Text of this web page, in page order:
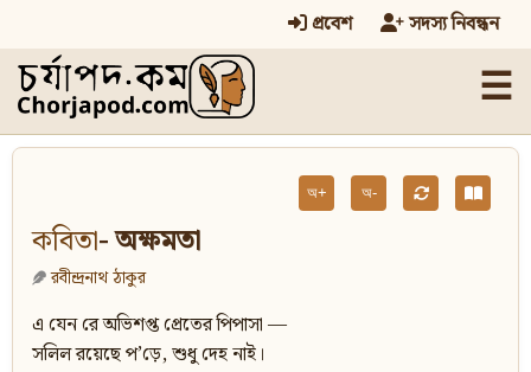
প্রবেশ সদস্য নিবন্ধন
☰
অ+ অ-
কবিতা- অক্ষমতা
রবীন্দ্রনাথ ঠাকুর
এ যেন রে অভিশপ্ত প্রেতের পিপাসা —
সলিল রয়েছে প’ড়ে, শুধু দেহ নাই।